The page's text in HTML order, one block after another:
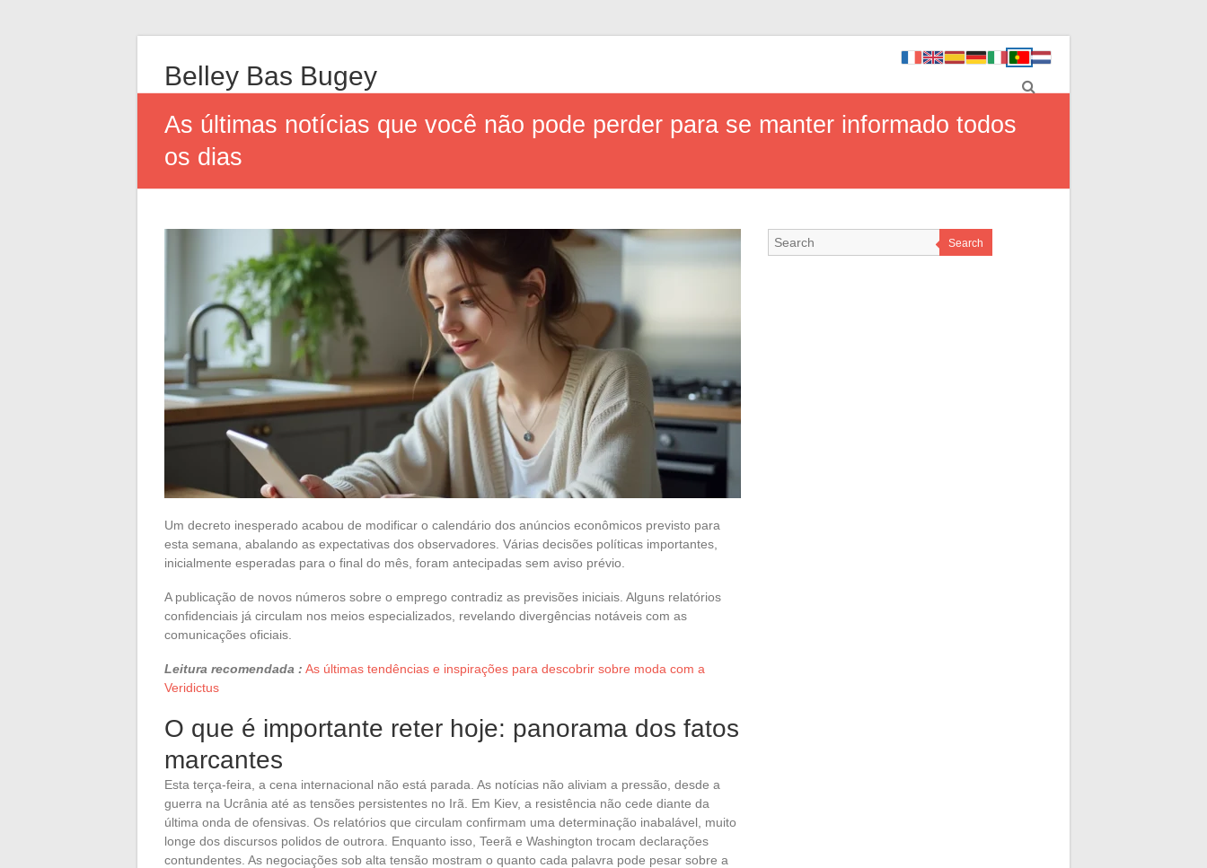
Belley Bas Bugey
As últimas notícias que você não pode perder para se manter informado todos
os dias
Um decreto inesperado acabou de modificar o calendário dos anúncios econômicos previsto para
esta semana, abalando as expectativas dos observadores. Várias decisões políticas importantes,
inicialmente esperadas para o final do mês, foram antecipadas sem aviso prévio.
A publicação de novos números sobre o emprego contradiz as previsões iniciais. Alguns relatórios
confidenciais já circulam nos meios especializados, revelando divergências notáveis com as
comunicações oficiais.
Leitura recomendada : As últimas tendências e inspirações para descobrir sobre moda com a
Veridictus
O que é importante reter hoje: panorama dos fatos
marcantes
Esta terça-feira, a cena internacional não está parada. As notícias não aliviam a pressão, desde a
guerra na Ucrânia até as tensões persistentes no Irã. Em Kiev, a resistência não cede diante da
última onda de ofensivas. Os relatórios que circulam confirmam uma determinação inabalável, muito
longe dos discursos polidos de outrora. Enquanto isso, Teerã e Washington trocam declarações
contundentes. As negociações sob alta tensão mostram o quanto cada palavra pode pesar sobre a
Search